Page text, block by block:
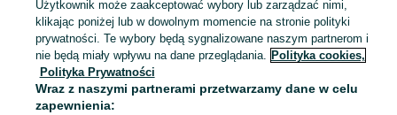
Zobacz
Mapa kategorii
Mapa miejscowości
Mapa ministron
Użytkownik może zaakceptować wybory lub zarządzać nimi,
klikając poniżej lub w dowolnym momencie na stronie polityki
prywatności. Te wybory będą sygnalizowane naszym partnerom i
nie będą miały wpływu na dane przeglądania. Polityka cookies,
Polityka Prywatności
Wraz z naszymi partnerami przetwarzamy dane w celu
zapewnienia: